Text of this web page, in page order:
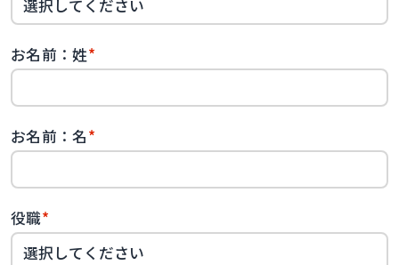
お名前：姓*
お名前：名*
役職*